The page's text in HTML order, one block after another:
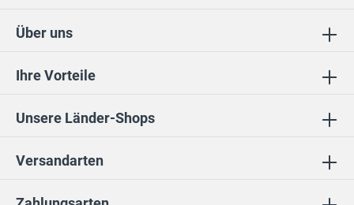
Ihre Vorteile
Unsere Länder-Shops
Über uns
Versandarten